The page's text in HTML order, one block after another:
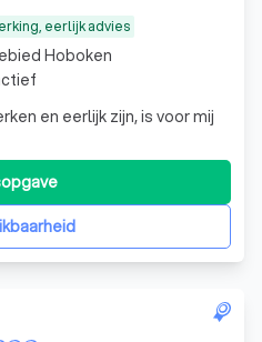
eerlijk advies
en eerlijk zijn, is voor mij
Hoboken